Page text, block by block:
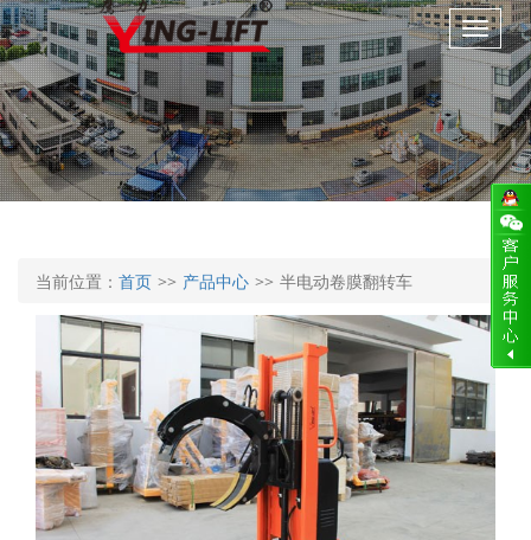
当前位置： 首页 >> 产品中心 >> 半电动卷膜翻转车